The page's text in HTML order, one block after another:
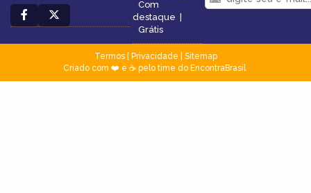
Com
destaque
Grátis
Termos| Privacidade
Sitemap
Criado com ❤️ e ☕ pelo time do EncontraBrasil